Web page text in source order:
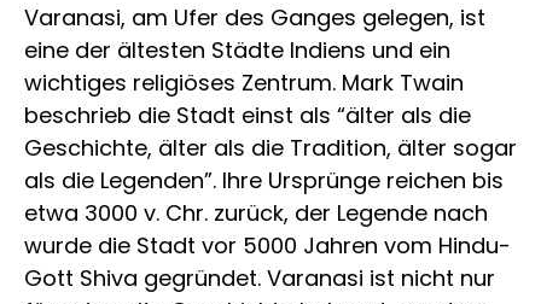
Varanasi, am Ufer des Ganges gelegen, ist
eine der ältesten Städte Indiens und ein
wichtiges religiöses Zentrum. Mark Twain
beschrieb die Stadt einst als “älter als die
Geschichte, älter als die Tradition, älter sogar
als die Legenden”. Ihre Ursprünge reichen bis
etwa 3000 v. Chr. zurück, der Legende nach
wurde die Stadt vor 5000 Jahren vom Hindu-
Gott Shiva gegründet. Varanasi ist nicht nur